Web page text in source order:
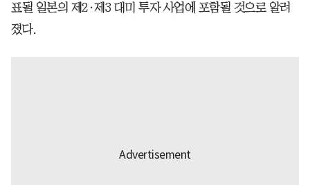
표될 일본의 제2·제3 대미 투자 사업에 포함될 것으로 알려
졌다.